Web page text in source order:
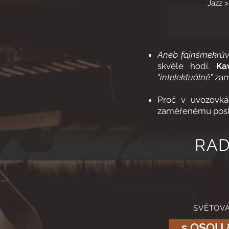
Aneb
skvěle hodí.
"intelektuálně"
Proč v
zaměřenému
Jazz >